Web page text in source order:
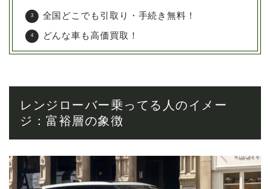
全国どこでも引取り・手続き無料！
どんな車も高価買取！
レンジローバー乗ってる人のイメー
ジ：富裕層の象徴